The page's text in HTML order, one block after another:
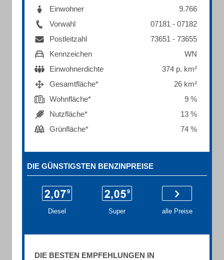
Einwohner
9.766
Vorwahl
07181 - 07182
Postleitzahl
73651 - 73655
Kennzeichen
WN
Einwohnerdichte
374 p. km²
Gesamtfläche*
26 km²
Wohnfläche*
9 %
Nutzfläche*
13 %
Grünfläche*
74 %
DIE GÜNSTIGSTEN BENZINPREISE
Diesel Super alle Preise
DIE BESTEN EMPFEHLUNGEN IN